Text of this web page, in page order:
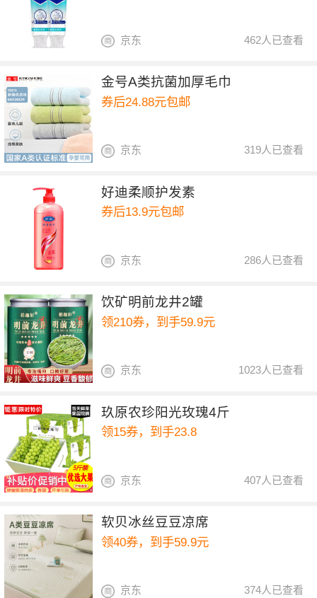
462人已查看
京东
金号A类抗菌加厚毛巾
券后24.88元包邮
319人已查看
京东
好迪柔顺护发素
券后13.9元包邮
286人已查看
京东
饮矿明前龙井2罐
领210券，到手59.9元
1023人已查看
京东
玖原农珍阳光玫瑰4斤
领15券，到手23.8
407人已查看
京东
软贝冰丝豆豆凉席
领40券，到手59.9元
374人已查看
京东